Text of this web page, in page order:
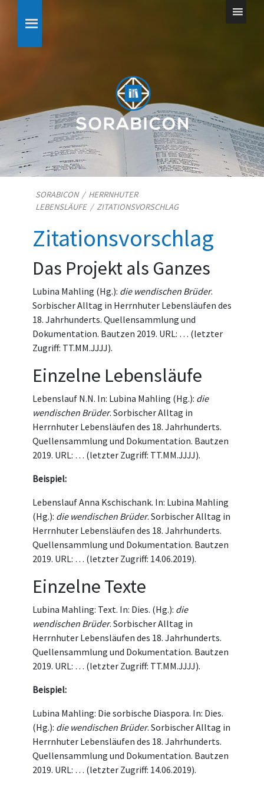
SORABICON/ HERRNHUTER
LEBENSLÄUFE/ ZITATIONSVORSCHLAG
Zitationsvorschlag
Das Projekt als Ganzes
Lubina Mahling (Hg.): die wendischen Brüder.
Sorbischer Alltag in Herrnhuter Lebensläufen des
18. Jahrhunderts. Quellensammlung und
Dokumentation. Bautzen 2019. URL: … (letzter
Zugriff: TT.MM.JJJJ).
Einzelne Lebensläufe
Lebenslauf N.N. In: Lubina Mahling (Hg.): die
wendischen Brüder. Sorbischer Alltag in
Herrnhuter Lebensläufen des 18. Jahrhunderts.
Quellensammlung und Dokumentation. Bautzen
2019. URL: … (letzter Zugriff: TT.MM.JJJJ).
Beispiel:
Lebenslauf Anna Kschischank. In: Lubina Mahling
(Hg.): die wendischen Brüder. Sorbischer Alltag in
Herrnhuter Lebensläufen des 18. Jahrhunderts.
Quellensammlung und Dokumentation. Bautzen
2019. URL: … (letzter Zugriff: 14.06.2019).
Einzelne Texte
Lubina Mahling: Text. In: Dies. (Hg.): die
wendischen Brüder. Sorbischer Alltag in
Herrnhuter Lebensläufen des 18. Jahrhunderts.
Quellensammlung und Dokumentation. Bautzen
2019. URL: … (letzter Zugriff: TT.MM.JJJJ).
Beispiel:
Lubina Mahling: Die sorbische Diaspora. In: Dies.
(Hg.): die wendischen Brüder. Sorbischer Alltag in
Herrnhuter Lebensläufen des 18. Jahrhunderts.
Quellensammlung und Dokumentation. Bautzen
2019. URL: … (letzter Zugriff: 14.06.2019).